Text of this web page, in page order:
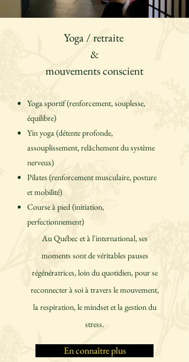
Yoga / retraite
&
mouvements conscient
Yoga sportif (renforcement, souplesse,
équilibre)
Yin yoga (détente profonde,
assouplissement, relâchement du système
nerveux)
Pilates (renforcement musculaire, posture
et mobilité)
Course à pied (initiation,
perfectionnement)
Au Québec et à l'international, ses
moments sont de véritables pauses
régénératrices, loin du quotidien, pour se
reconnecter à soi à travers le mouvement,
la respiration, le mindset et la gestion du
stress.
En connaître plus